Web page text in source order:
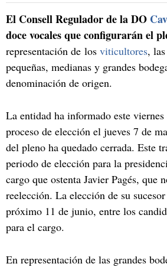
El Consell Regulador de la DO
doce vocales que configurarán el
representación de los viticultores,
pequeñas, medianas y grandes
denominación de origen.
La entidad ha informado este
proceso de elección el jueves 7 de
del pleno ha quedado cerrada. Este
periodo de elección para la
cargo que ostenta Javier Pagés, que
reelección. La elección de su
próximo 11 de junio, entre los
para el cargo.
En representación de las grandes